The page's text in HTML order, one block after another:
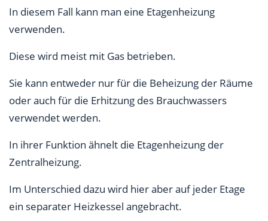
In diesem Fall kann man eine Etagenheizung
verwenden.
Diese wird meist mit Gas betrieben.
Sie kann entweder nur für die Beheizung der Räume
oder auch für die Erhitzung des Brauchwassers
verwendet werden.
In ihrer Funktion ähnelt die Etagenheizung der
Zentralheizung.
Im Unterschied dazu wird hier aber auf jeder Etage
ein separater Heizkessel angebracht.